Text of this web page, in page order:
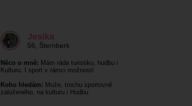
Jesika
56 Šternberk
Něco o mně: Mám ráda turistiku, hudbu i
Kulturu. I sport v rámci možností
Koho hledám: Muže, trochu sportovně
založeného, na kulturu i Hudbu